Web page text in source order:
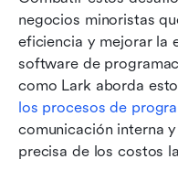
negocios minoristas
eficiencia y mejorar la
software de
como Lark aborda
los procesos de
comunicación interna
precisa de los costos